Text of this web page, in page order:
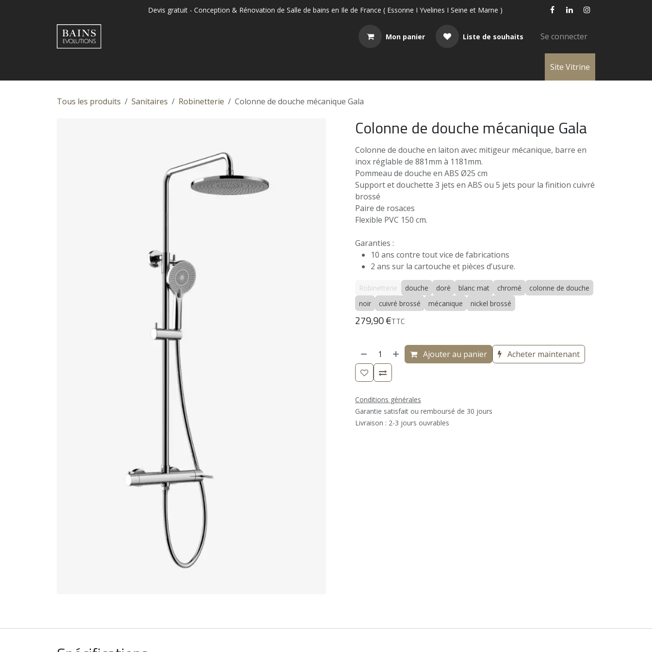
Devis gratuit - Conception & Rénovation de Salle de bains en Ile de France ( Essonne I Yvelines I Seine et Marne )
Mon panier Liste de souhaits Se connecter
Site Vitrine
Tous les produits Sanitaires Robinetterie Colonne de douche mécanique Gala
Colonne de douche mécanique Gala
Colonne de douche en laiton avec mitigeur mécanique, barre en
inox réglable de 881mm à 1181mm.
Pommeau de douche en ABS Ø25 cm
Support et douchette 3 jets en ABS ou 5 jets pour la finition cuivré
brossé
Paire de rosaces
Flexible PVC 150 cm.
Garanties :
10 ans contre tout vice de fabrications
2 ans sur la cartouche et pièces d’usure.
Robinetterie douche doré blanc mat chromé
colonne de douche
noir
cuivré brossé mécanique nickel brossé
279,90€TTC
Ajouter au panier Acheter maintenant
Conditions générales
Garantie satisfait ou remboursé de 30 jours
Livraison : 2-3 jours ouvrables